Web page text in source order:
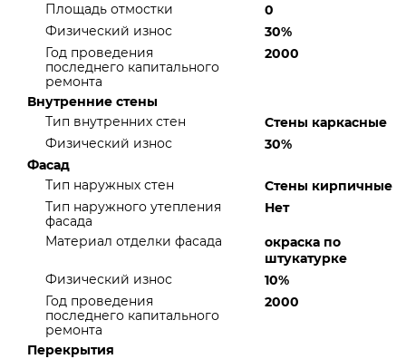
Площадь отмостки
0
Физический износ
30%
Год проведения
последнего капитального
ремонта
2000
Внутренние стены
Тип внутренних стен
Стены каркасные
Физический износ
30%
Фасад
Тип наружных стен
Стены кирпичные
Тип наружного утепления
фасада
Нет
Материал отделки фасада
окраска по
штукатурке
Физический износ
10%
Год проведения
последнего капитального
ремонта
2000
Перекрытия